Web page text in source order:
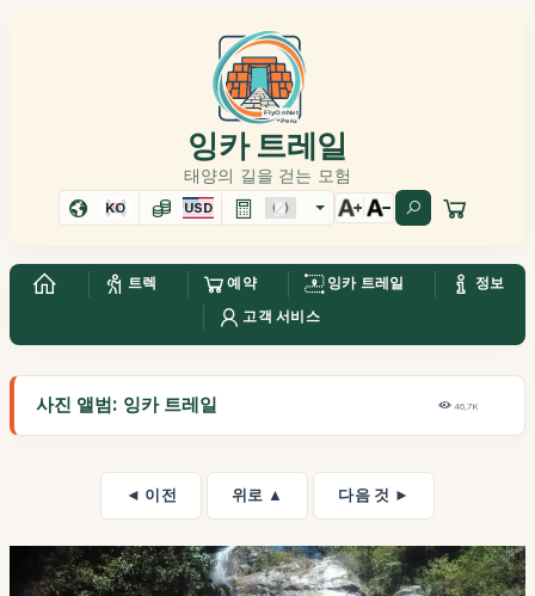
잉카 트레일
태양의 길을 걷는 모험
KO USD
트렉 예약 잉카 트레일
정보
고객 서비스
사진 앨범: 잉카 트레일 46,7K
◄ 이전 위로 ▲ 다음 것 ►